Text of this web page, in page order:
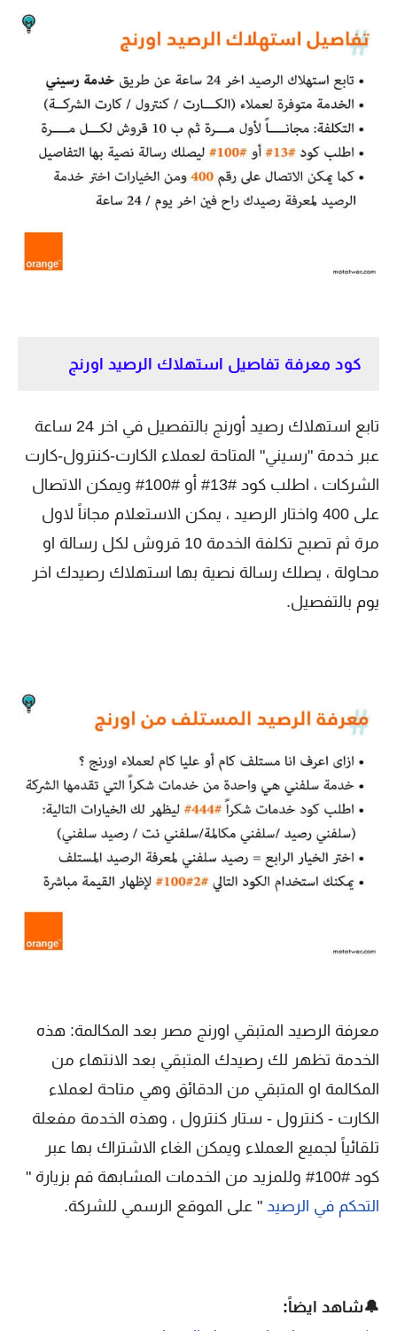
كود معرفة تفاصيل استهلاك الرصيد اورنج
تابع استهلاك رصيد أورنج بالتفصيل في اخر 24 ساعة
عبر خدمة "رسيني" المتاحة لعملاء الكارت-كنترول-كارت
الشركات ، اطلب كود #13# أو #100# ويمكن الاتصال
على 400 واختار الرصيد ، يمكن الاستعلام مجاناً لاول
مرة ثم تصبح تكلفة الخدمة 10 قروش لكل رسالة او
محاولة ، يصلك رسالة نصية بها استهلاك رصيدك اخر
يوم بالتفصيل.
معرفة الرصيد المتبقي اورنج مصر بعد المكالمة: هذه
الخدمة تظهر لك رصيدك المتبقي بعد الانتهاء من
المكالمة او المتبقي من الدقائق وهي متاحة لعملاء
الكارت - كنترول - ستار كنترول ، وهذه الخدمة مفعلة
تلقائياً لجميع العملاء ويمكن الغاء الاشتراك بها عبر
كود #100# وللمزيد من الخدمات المشابهة قم بزيارة "
التحكم في الرصيد " على الموقع الرسمي للشركة.
🔔شاهد ايضاً: